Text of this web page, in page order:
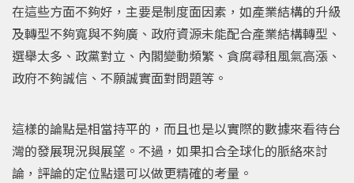
在這些方面不夠好，主要是制度面因素，如產業結構的升級
及轉型不夠寬與不夠廣、政府資源未能配合產業結構轉型、
選舉太多、政黨對立、內閣變動頻繁、貪腐尋租風氣高漲、
政府不夠誠信、不願誠實面對問題等。
這樣的論點是相當持平的，而且也是以實際的數據來看待台
灣的發展現況與展望。不過，如果扣合全球化的脈絡來討
論，評論的定位點還可以做更精確的考量。